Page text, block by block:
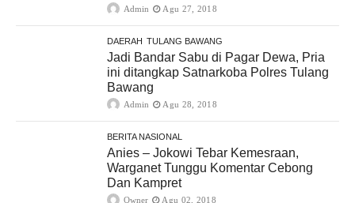
Admin Agu 27, 2018
DAERAH TULANG BAWANG
Jadi Bandar Sabu di Pagar Dewa, Pria
ini ditangkap Satnarkoba Polres Tulang
Bawang
Admin Agu 28, 2018
BERITA NASIONAL
Anies – Jokowi Tebar Kemesraan,
Warganet Tunggu Komentar Cebong
Dan Kampret
Owner Agu 02, 2018